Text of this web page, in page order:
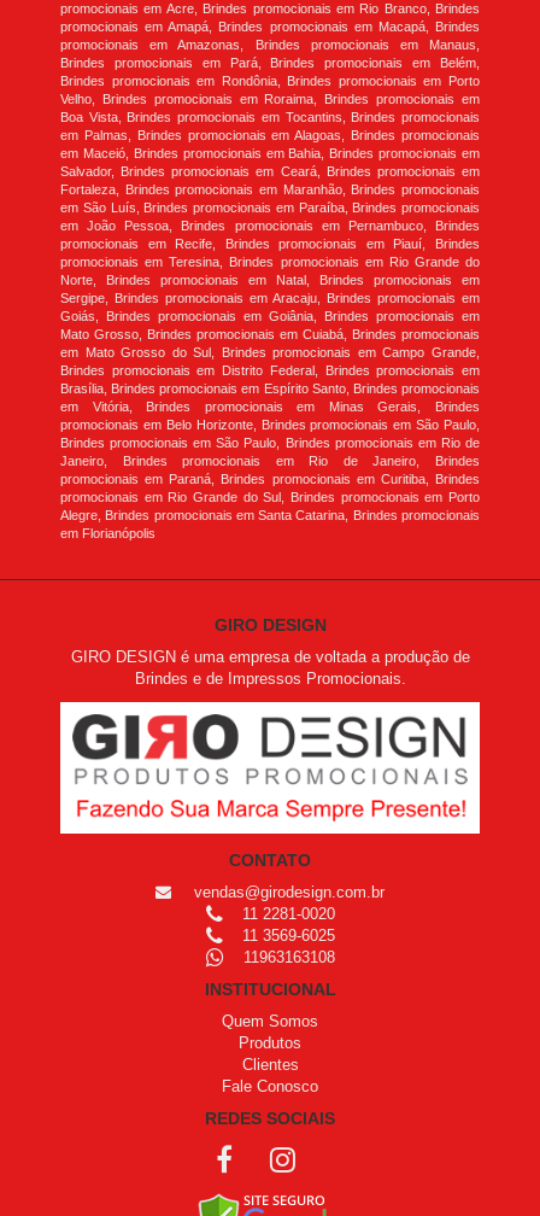
promocionais em Acre, Brindes promocionais em Rio Branco, Brindes
promocionais em Amapá, Brindes promocionais em Macapá, Brindes
promocionais em Amazonas, Brindes promocionais em Manaus,
Brindes promocionais em Pará, Brindes promocionais em Belém,
Brindes promocionais em Rondônia, Brindes promocionais em Porto
Velho, Brindes promocionais em Roraima, Brindes promocionais em
Boa Vista, Brindes promocionais em Tocantins, Brindes promocionais
em Palmas, Brindes promocionais em Alagoas, Brindes promocionais
em Maceió, Brindes promocionais em Bahia, Brindes promocionais em
Salvador, Brindes promocionais em Ceará, Brindes promocionais em
Fortaleza, Brindes promocionais em Maranhão, Brindes promocionais
em São Luís, Brindes promocionais em Paraíba, Brindes promocionais
em João Pessoa, Brindes promocionais em Pernambuco, Brindes
promocionais em Recife, Brindes promocionais em Piauí, Brindes
promocionais em Teresina, Brindes promocionais em Rio Grande do
Norte, Brindes promocionais em Natal, Brindes promocionais em
Sergipe, Brindes promocionais em Aracaju, Brindes promocionais em
Goiás, Brindes promocionais em Goiânia, Brindes promocionais em
Mato Grosso, Brindes promocionais em Cuiabá, Brindes promocionais
em Mato Grosso do Sul, Brindes promocionais em Campo Grande,
Brindes promocionais em Distrito Federal, Brindes promocionais em
Brasília, Brindes promocionais em Espírito Santo, Brindes promocionais
em Vitória, Brindes promocionais em Minas Gerais, Brindes
promocionais em Belo Horizonte, Brindes promocionais em São Paulo,
Brindes promocionais em São Paulo, Brindes promocionais em Rio de
Janeiro, Brindes promocionais em Rio de Janeiro, Brindes
promocionais em Paraná, Brindes promocionais em Curitiba, Brindes
promocionais em Rio Grande do Sul, Brindes promocionais em Porto
Alegre, Brindes promocionais em Santa Catarina, Brindes promocionais
em Florianópolis
GIRO DESIGN
GIRO DESIGN é uma empresa de voltada a produção de
Brindes e de Impressos Promocionais.
CONTATO
vendas@girodesign.com.br
11 2281-0020
11 3569-6025
11963163108
INSTITUCIONAL
Quem Somos
Produtos
Clientes
Fale Conosco
REDES SOCIAIS